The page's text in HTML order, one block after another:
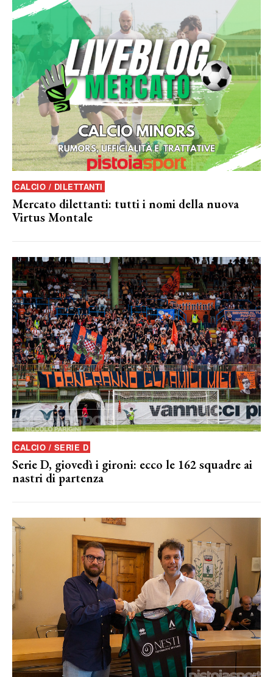
CALCIO / DILETTANTI
Mercato dilettanti: tutti i nomi della nuova
Virtus Montale
CALCIO / SERIE D
Serie D, giovedì i gironi: ecco le 162 squadre ai
nastri di partenza